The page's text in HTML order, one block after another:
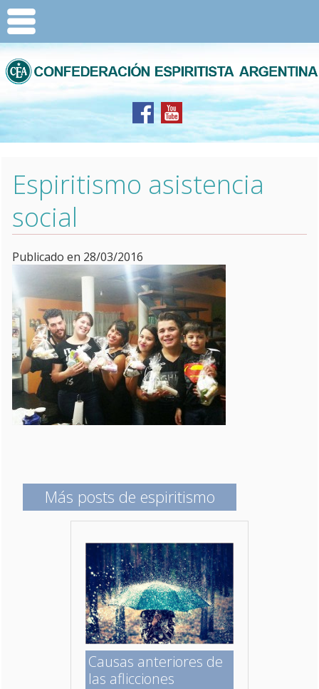
Espiritismo asistencia
social
Publicado en 28/03/2016
Más posts de espiritismo
Causas anteriores de
las aflicciones